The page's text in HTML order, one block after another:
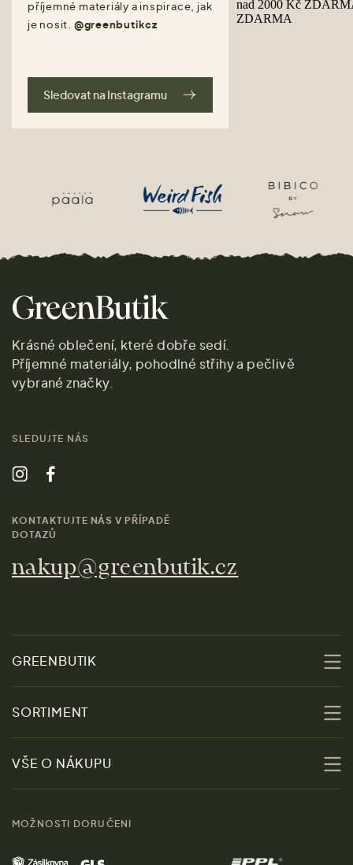
příjemné materiály a inspirace, jak
je nosit. @greenbutikcz
Sledovat na Instagramu
Krásné oblečení, které dobře sedí.
Příjemné materiály, pohodlné střihy a pečlivě
vybrané značky.
SLEDUJTE NÁS
KONTAKTUJTE NÁS V PŘÍPADĚ
DOTAZŮ
nakup@greenbutik.cz
GREENBUTIK
Udržitelnost
Obchody
Kontakt
SORTIMENT
Slevy
Ženy
Muži
VŠE O NÁKUPU
MOŽNOSTI DORUČENI